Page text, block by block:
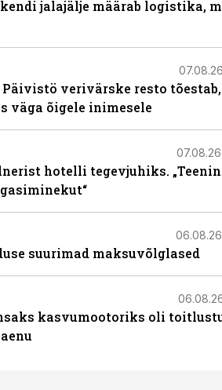
jalajälje määrab logistika,
verivärske resto
väga õigele inimesele
hotelli tegevjuhiks.
suurimad maksuvõlglased
kasvumootoriks oli